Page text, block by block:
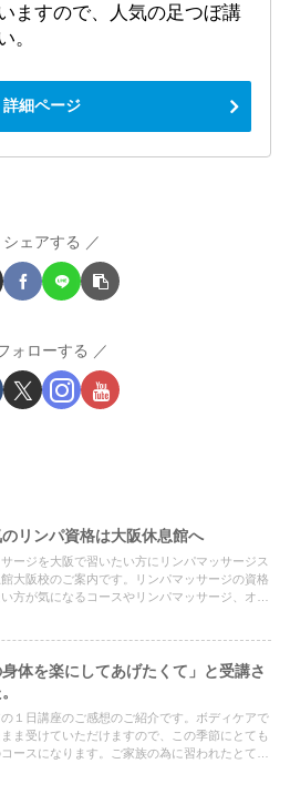
ますので、人気の足つぼ講
。
詳細ページ
シェアする
ォローする
リンパ資格は大阪休息館へ
ージを大阪で習いたい方にリンパマッサージス
大阪校のご案内です。リンパマッサージの資格
方が気になるコースやリンパマッサージ、オイ
身体を楽にしてあげたくて」と受講さ
１日講座のご感想のご紹介です。ボディケアで
ま受けていただけますので、この季節にとても
ースになります。ご家族の為に習われたとても